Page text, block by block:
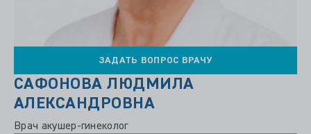
ЗАДАТЬ ВОПРОС ВРАЧУ
САФОНОВА ЛЮДМИЛА
АЛЕКСАНДРОВНА
Врач акушер-гинеколог